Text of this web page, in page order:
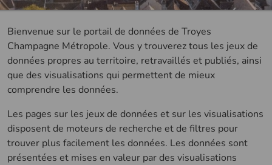
Bienvenue sur le portail de données de Troyes
Champagne Métropole. Vous y trouverez tous les jeux de
données propres au territoire, retravaillés et publiés, ainsi
que des visualisations qui permettent de mieux
comprendre les données.
Les pages sur les jeux de données et sur les visualisations
disposent de moteurs de recherche et de filtres pour
trouver plus facilement les données. Les données sont
présentées et mises en valeur par des visualisations